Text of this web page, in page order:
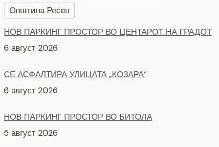
Општина Ресен
СЕ АСФАЛТИРА УЛИЦАТА „КОЗАРА“
6 август 2026
НОВ ПАРКИНГ ПРОСТОР ВО БИТОЛА
5 август 2026
Интервју со кандидати за Надзорен одбор кои
продолжуваат во втора фаза ЈКП Водовод